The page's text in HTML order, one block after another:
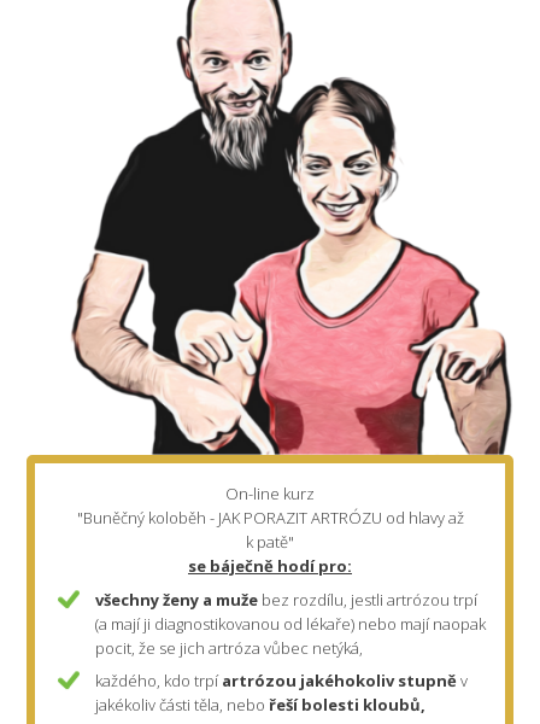
On-line kurz
"Buněčný koloběh - JAK PORAZIT ARTRÓZU od hlavy až
k patě"
se báječně hodí pro:
všechny ženy a muže bez rozdílu, jestli artrózou trpí
(a mají ji diagnostikovanou od lékaře) nebo mají naopak
pocit, že se jich artróza vůbec netýká,
každého, kdo trpíartrózou jakéhokoliv stupněv
jakékoliv části těla, nebořešíbolesti kloubů,